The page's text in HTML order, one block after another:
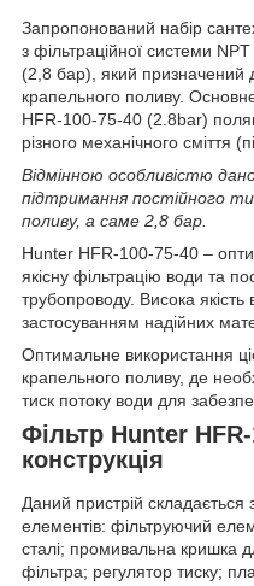
Запропонований набір
з фільтраційної системи
(2,8 бар), який
крапельного поливу.
HFR-100-75-40 (2.8bar)
різного механічного сміття
Відмінною особливістю
підтримання постійного
поливу, а саме 2,8 бар.
Hunter HFR-100-75-40 –
якісну фільтрацію води та
трубопроводу. Висока
застосуванням надійних
Оптимальне використання
крапельного поливу, де
тиск потоку води для
Фільтр Hunter
конструкція
Даний пристрій складається
елементів: фільтруючий
сталі; промивальна кришка
фільтра; регулятор тиску;